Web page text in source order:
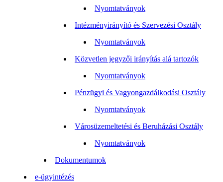
Nyomtatványok
Intézményirányító és Szervezési Osztály
Nyomtatványok
Közvetlen jegyzői irányítás alá tartozók
Nyomtatványok
Pénzügyi és Vagyongazdálkodási Osztály
Nyomtatványok
Városüzemeltetési és Beruházási Osztály
Nyomtatványok
Dokumentumok
e-ügyintézés